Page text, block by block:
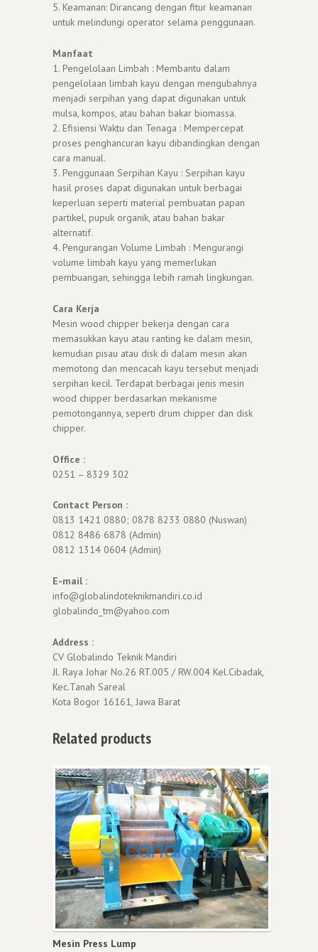
5. Keamanan: Dirancang dengan fitur keamanan
untuk melindungi operator selama penggunaan.
Manfaat
1. Pengelolaan Limbah : Membantu dalam
pengelolaan limbah kayu dengan mengubahnya
menjadi serpihan yang dapat digunakan untuk
mulsa, kompos, atau bahan bakar biomassa.
2. Efisiensi Waktu dan Tenaga : Mempercepat
proses penghancuran kayu dibandingkan dengan
cara manual.
3. Penggunaan Serpihan Kayu : Serpihan kayu
hasil proses dapat digunakan untuk berbagai
keperluan seperti material pembuatan papan
partikel, pupuk organik, atau bahan bakar
alternatif.
4. Pengurangan Volume Limbah : Mengurangi
volume limbah kayu yang memerlukan
pembuangan, sehingga lebih ramah lingkungan.
Cara Kerja
Mesin wood chipper bekerja dengan cara
memasukkan kayu atau ranting ke dalam mesin,
kemudian pisau atau disk di dalam mesin akan
memotong dan mencacah kayu tersebut menjadi
serpihan kecil. Terdapat berbagai jenis mesin
wood chipper berdasarkan mekanisme
pemotongannya, seperti drum chipper dan disk
chipper.
Office :
0251 – 8329 302
Contact Person :
0813 1421 0880; 0878 8233 0880 (Nuswan)
0812 8486 6878 (Admin)
0812 1314 0604 (Admin)
E-mail :
info@globalindoteknikmandiri.co.id
globalindo_tm@yahoo.com
Address :
CV Globalindo Teknik Mandiri
Jl. Raya Johar No.26 RT.005 / RW.004 Kel.Cibadak,
Kec.Tanah Sareal
Kota Bogor 16161, Jawa Barat
Related products
Mesin Press Lump